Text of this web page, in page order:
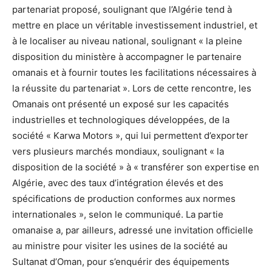
partenariat proposé, soulignant que l’Algérie tend à
mettre en place un véritable investissement industriel, et
à le localiser au niveau national, soulignant « la pleine
disposition du ministère à accompagner le partenaire
omanais et à fournir toutes les facilitations nécessaires à
la réussite du partenariat ». Lors de cette rencontre, les
Omanais ont présenté un exposé sur les capacités
industrielles et technologiques développées, de la
société « Karwa Motors », qui lui permettent d’exporter
vers plusieurs marchés mondiaux, soulignant « la
disposition de la société » à « transférer son expertise en
Algérie, avec des taux d’intégration élevés et des
spécifications de production conformes aux normes
internationales », selon le communiqué. La partie
omanaise a, par ailleurs, adressé une invitation officielle
au ministre pour visiter les usines de la société au
Sultanat d’Oman, pour s’enquérir des équipements